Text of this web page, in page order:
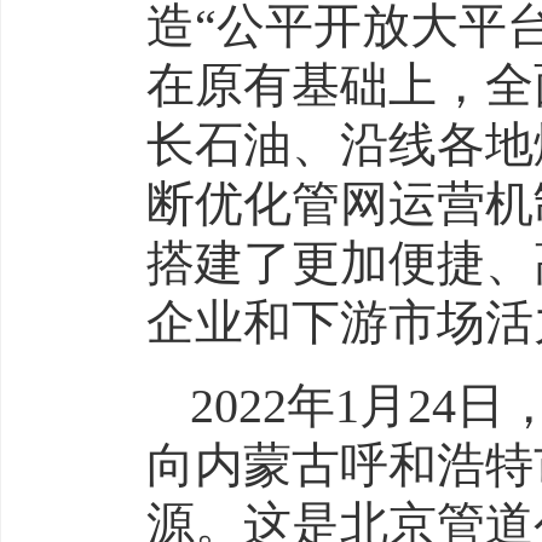
造“公平开放大平
在原有基础上，
长石油、沿线各
断优化管网运营
搭建了更加便捷
企业和下游市场
2022年1月24日
向内蒙古呼和浩
源。这是北京管